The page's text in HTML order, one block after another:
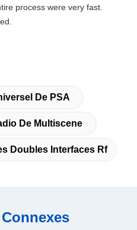
process were very fast.
De PSA
De Multiscene
Doubles Interfaces Rf